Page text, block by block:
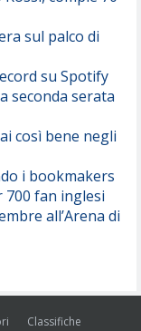
sul palco di
su Spotify
seconda serata
così bene negli
i bookmakers
700 fan inglesi
all’Arena di
Classifiche